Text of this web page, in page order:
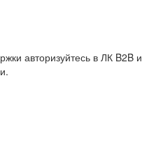
авторизуйтесь в ЛК B2B и